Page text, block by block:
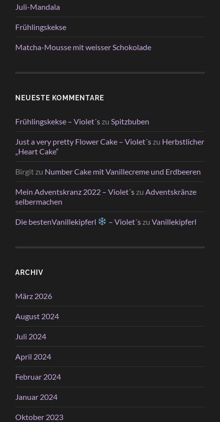
Juli-Mandala
Frühlingskekse
Matcha-Mousse mit weisser Schokolade
NEUESTE KOMMENTARE
Frühlingskekse – Violet´s zu Spitzbuben
Just a very pretty Flower Cake – Violet´s zu Herbstlicher
„Heart Cake“
Birgit zu Number Cake mit Vanillecreme und Erdbeeren
Mein Adventskranz 2022 – Violet´s zu Adventskränze
selbermachen
Die bestenVanillekipferl – Violet´szu Vanillekipferl
ARCHIV
März 2026
August 2024
Juli 2024
April 2024
Februar 2024
Januar 2024
Oktober 2023